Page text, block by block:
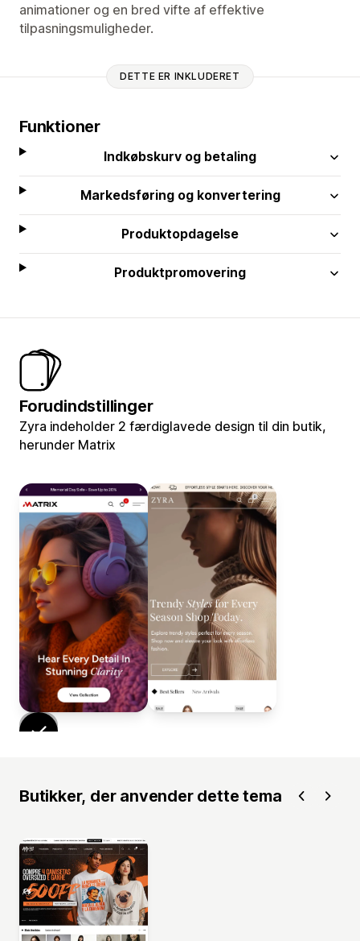
animationer og en bred vifte af effektive
tilpasningsmuligheder.
DETTE ER INKLUDERET
Funktioner
Indkøbskurv og betaling
Markedsføring og konvertering
Produktopdagelse
Produktpromovering
Forudindstillinger
Zyra indeholder 2 færdiglavede design til din butik,
herunder Matrix
Butikker, der anvender dette tema